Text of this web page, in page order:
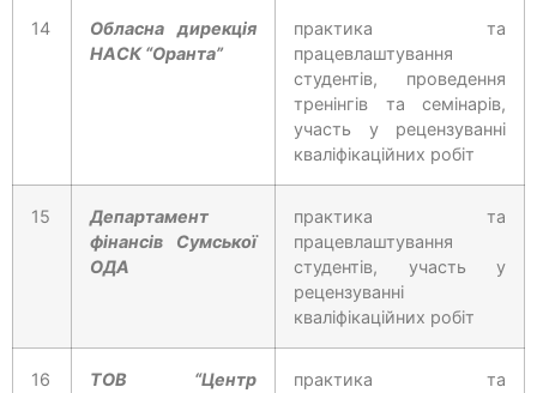
14
Обласна дирекція
НАСК “Оранта”
практика та
працевлаштування
студентів, проведення
тренінгів та семінарів,
участь у рецензуванні
кваліфікаційних робіт
15
Департамент
фінансів Сумської
ОДА
практика та
працевлаштування
студентів, участь у
рецензуванні
кваліфікаційних робіт
16
ТОВ “Центр
практика та